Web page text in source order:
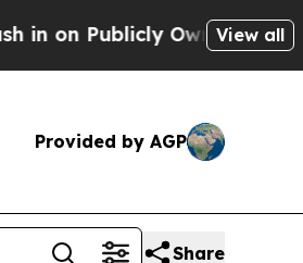
Owned oilFive Questions
View all
Provided by AGP
Share